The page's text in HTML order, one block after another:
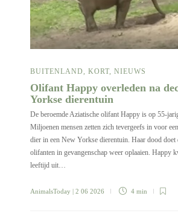
BUITENLAND, KORT, NIEUWS
Olifant Happy overleden na
Yorkse dierentuin
De beroemde Aziatische olifant Happy is op 55-
Miljoenen mensen zetten zich tevergeefs in voor
dier in een New Yorkse dierentuin. Haar dood doet
olifanten in gevangenschap weer oplaaien. Happy
leeftijd uit…
AnimalsToday | 2 06 2026 4 min